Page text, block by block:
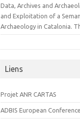
Data, Archives and
and Exploitation of a
Archaeology in Catalonia.
Liens
Projet ANR CARTAS
ADBIS European Conference